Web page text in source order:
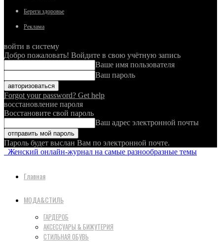
Береги здоровье
Реклама
войти в систему
Добро пожаловать! Войдите в свою учётную запись
Ваше имя пользователя
Ваш пароль
Forgot your password? Get help
восстановление пароля
Восстановите свой пароль
Ваш адрес электронной почты
Пароль будет выслан Вам по электронной почте.
Женский онлайн-журнал на самые разнообразные темы
Главная
МОДА&СТИЛЬ
ГАРДЕРОБ
АКСЕССУАРЫ & БИЖУТЕРИЯ
СТИЛЬНАЯ ОБУВЬ